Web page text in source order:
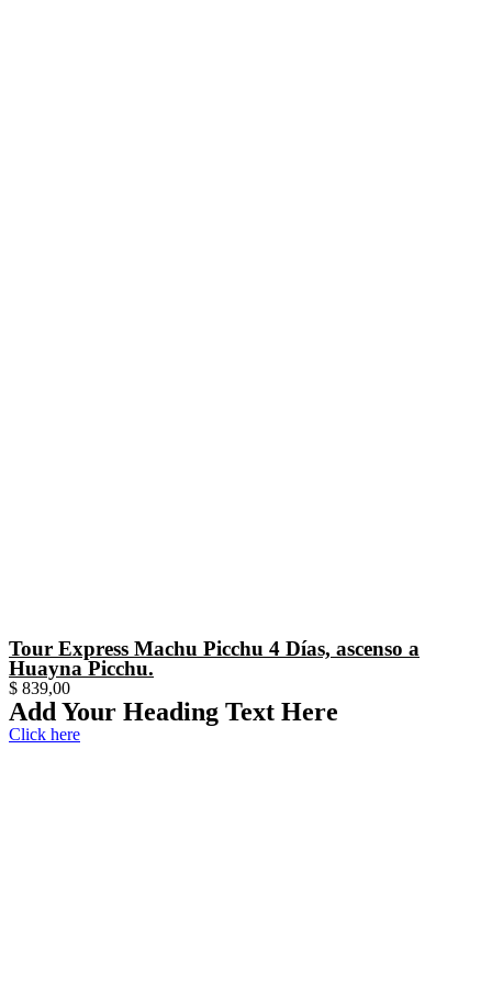
Tour Express Machu Picchu 4 Días, ascenso a
Huayna Picchu.
$ 839,00
Add Your Heading Text Here
Click here